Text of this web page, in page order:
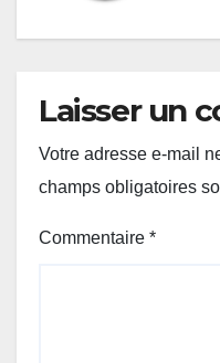
Laisser un
Votre adresse e-mail
champs obligatoires
Commentaire *